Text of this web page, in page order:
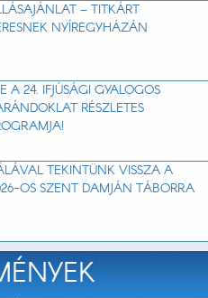
– TITKÁRT
NYÍREGYHÁZÁN
A 24. IFJÚSÁGI GYALOGOS
RÉSZLETES
TEKINTÜNK VISSZA A
OS SZENT DAMJÁN TÁBORRA